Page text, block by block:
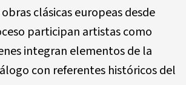
clásicas europeas desde
participan artistas como
integran elementos de la
con referentes históricos del